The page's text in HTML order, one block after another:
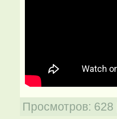
Просмотров: 628